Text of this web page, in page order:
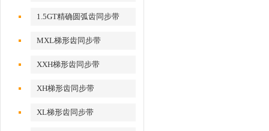
1.5GT精确圆弧齿同步带
MXL梯形齿同步带
XXH梯形齿同步带
XH梯形齿同步带
XL梯形齿同步带